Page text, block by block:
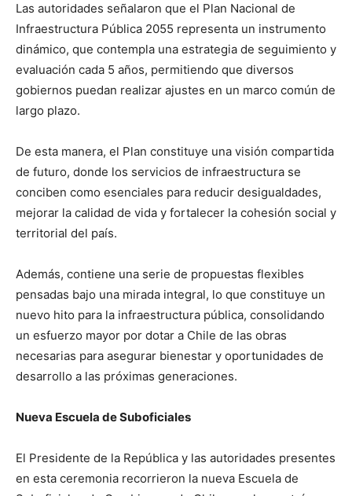
Las autoridades señalaron que el Plan Nacional de
Infraestructura Pública 2055 representa un instrumento
dinámico, que contempla una estrategia de seguimiento y
evaluación cada 5 años, permitiendo que diversos
gobiernos puedan realizar ajustes en un marco común de
largo plazo.
De esta manera, el Plan constituye una visión compartida
de futuro, donde los servicios de infraestructura se
conciben como esenciales para reducir desigualdades,
mejorar la calidad de vida y fortalecer la cohesión social y
territorial del país.
Además, contiene una serie de propuestas flexibles
pensadas bajo una mirada integral, lo que constituye un
nuevo hito para la infraestructura pública, consolidando
un esfuerzo mayor por dotar a Chile de las obras
necesarias para asegurar bienestar y oportunidades de
desarrollo a las próximas generaciones.
Nueva Escuela de Suboficiales
El Presidente de la República y las autoridades presentes
en esta ceremonia recorrieron la nueva Escuela de